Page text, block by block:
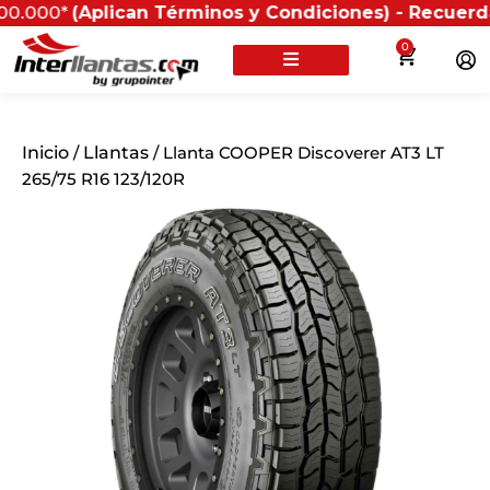
Términos y Condiciones) - Recuerda que
0
Inicio / Llantas / Llanta COOPER Discoverer AT3 LT
265/75 R16 123/120R